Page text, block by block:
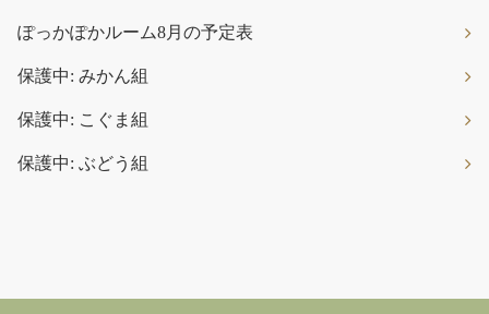
ぽっかぽかルーム8月の予定表
保護中: みかん組
保護中: こぐま組
保護中: ぶどう組